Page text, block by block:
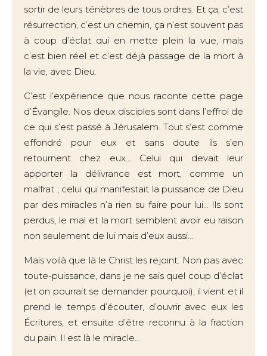
sortir de leurs ténèbres de tous ordres. Et ça, c’est
résurrection, c’est un chemin, ça n’est souvent pas
à coup d’éclat qui en mette plein la vue, mais
c’est bien réel et c’est déjà passage de la mort à
la vie, avec Dieu.
C’est l’expérience que nous raconte cette page
d’Évangile. Nos deux disciples sont dans l’effroi de
ce qui s’est passé à Jérusalem. Tout s’est comme
effondré pour eux et sans doute ils s’en
retournent chez eux... Celui qui devait leur
apporter la délivrance est mort, comme un
malfrat ; celui qui manifestait la puissance de Dieu
par des miracles n’a rien su faire pour lui... Ils sont
perdus, le mal et la mort semblent avoir eu raison
non seulement de lui mais d’eux aussi…
Mais voilà que là le Christ les rejoint. Non pas avec
toute-puissance, dans je ne sais quel coup d’éclat
(et on pourrait se demander pourquoi), il vient et il
prend le temps d’écouter, d’ouvrir avec eux les
Écritures, et ensuite d’être reconnu à la fraction
du pain. Il est là le miracle…